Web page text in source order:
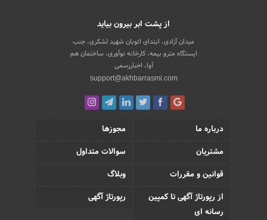
از پشت ابر بیرون بیاید
میدان آزادی، ابتدای اتوبان شهید لشکری، جنب
ایستگاه مترو بیمه، کارخانه نوآوری، ساختمان هم
آوا، اخباررسمی
support@akhbarrasmi.com
درباره ما
مجوزها
مشتریان
سوالات متداول
قوانین و مقررات
وبلاگ
از رپورتاژ آگهی تا کمپین
رسانه ای
رپورتاژ آگهی